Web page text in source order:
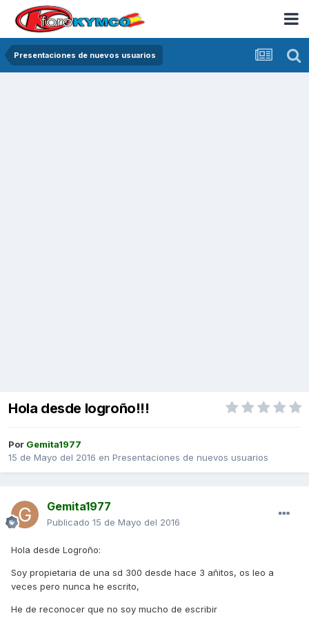
Presentaciones de nuevos usuarios
Hola desde logroño!!!
Por Gemita1977
15 de Mayo del 2016 en Presentaciones de nuevos usuarios
Gemita1977
Publicado 15 de Mayo del 2016
Hola desde Logroño:
Soy propietaria de una sd 300 desde hace 3 añitos, os leo a
veces pero nunca he escrito,
He de reconocer que no soy mucho de escribir